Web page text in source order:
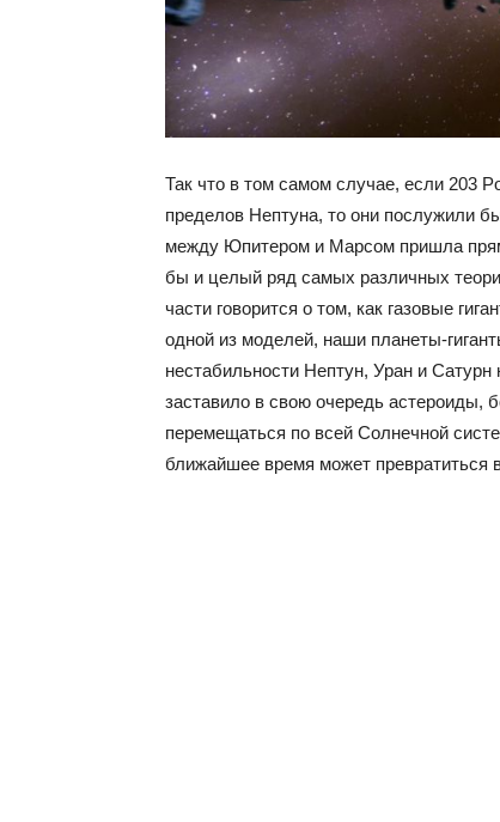
Так что в том самом случае, если 203
пределов Нептуна, то они послужили
между Юпитером и Марсом пришла
бы и целый ряд самых различных
части говорится о том, как газовые
одной из моделей, наши планеты-
нестабильности Нептун, Уран и
заставило в свою очередь астероиды,
перемещаться по всей Солнечной
ближайшее время может превратиться